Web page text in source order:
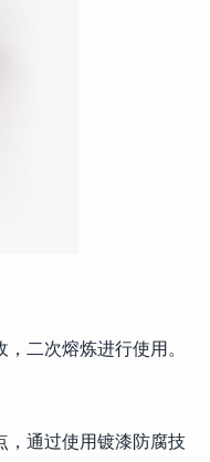
二次熔炼进行使用。
，通过使用镀漆防腐技